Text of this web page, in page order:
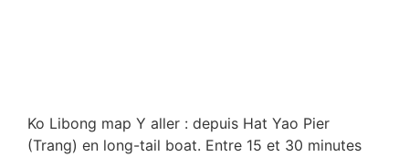
Ko Libong map Y aller : depuis Hat Yao Pier
(Trang) en long-tail boat. Entre 15 et 30 minutes